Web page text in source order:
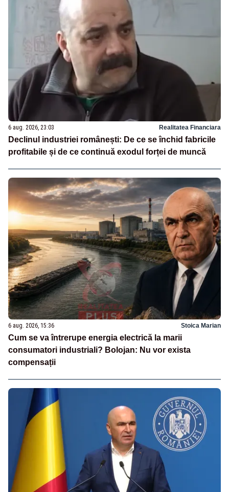
6 aug. 2026, 23:03 Realitatea Financiara
Declinul industriei românești: De ce se închid fabricile
profitabile și de ce continuă exodul forței de muncă
6 aug. 2026, 15:36 Stoica Marian
Cum se va întrerupe energia electrică la marii
consumatori industriali? Bolojan: Nu vor exista
compensații